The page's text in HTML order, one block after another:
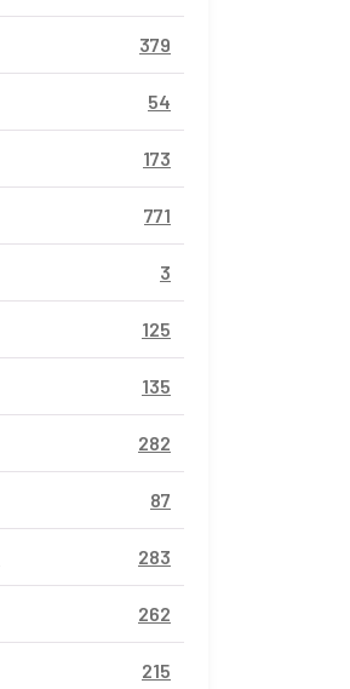
379
54
173
771
3
125
135
282
87
283
262
215